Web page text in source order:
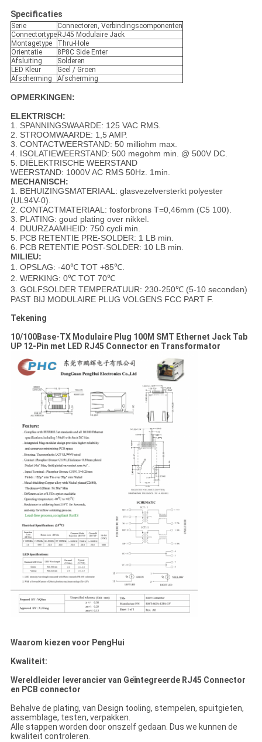
Specificaties
Serie
Connectoren, Verbindingscomponenten
Connectortype RJ45 Modulaire Jack
Montagetype
Thru-Hole
Orientatie
8P8C Side Enter
Afsluiting
Solderen
LED Kleur
Geel / Groen
Afscherming
Afscherming
OPMERKINGEN:
ELEKTRISCH:
1. SPANNINGSWAARDE: 125 VAC RMS.
2. STROOMWAARDE: 1,5 AMP.
3. CONTACTWEERSTAND: 50 milliohm max.
4. ISOLATIEWEERSTAND: 500 megohm min. @ 500V DC.
5. DIËLEKTRISCHE WEERSTAND
WEERSTAND: 1000V AC RMS 50Hz. 1min.
MECHANISCH:
1. BEHUIZINGSMATERIAAL: glasvezelversterkt polyester
(UL94V-0).
2. CONTACTMATERIAAL: fosforbrons T=0,46mm (C5 100).
3. PLATING: goud plating over nikkel.
4. DUURZAAMHEID: 750 cycli min.
5. PCB RETENTIE PRE-SOLDER: 1 LB min.
6. PCB RETENTIE POST-SOLDER: 10 LB min.
MILIEU:
1. OPSLAG: -40℃ TOT +85℃.
2. WERKING: 0℃ TOT 70℃
3. GOLFSOLDER TEMPERATUUR: 230-250℃ (5-10 seconden)
PAST BIJ MODULAIRE PLUG VOLGENS FCC PART F.
Tekening
10/100Base-TX Modulaire Plug 100M SMT Ethernet Jack Tab
UP 12-Pin met LED RJ45 Connector en Transformator
Waarom kiezen voor PengHui
Kwaliteit:
Wereldleider leverancier van Geïntegreerde RJ45 Connector
en PCB connector
Behalve de plating, van Design tooling, stempelen, spuitgieten,
assemblage, testen, verpakken.
Alle stappen worden door onszelf gedaan. Dus we kunnen de
kwaliteit controleren.